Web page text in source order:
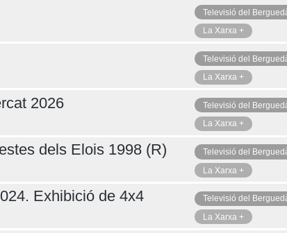
Televisió del
La Xarxa +
Televisió del
La Xarxa +
2026
Televisió del
La Xarxa +
dels Elois 1998 (R)
Televisió del
La Xarxa +
Exhibició de 4x4
Televisió del
La Xarxa +